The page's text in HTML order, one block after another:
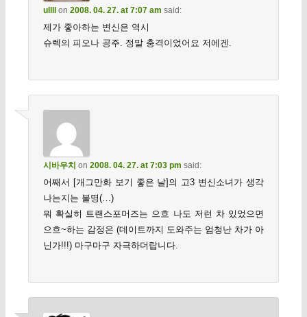
ullllon 2008. 04. 27. at 7:07 am said:
제가 좋아하는 변신은 역시
슈렉의 피오나 공주. 정말 충격이었어요 저에겐.
시바우치 on 2008. 04. 27. at 7:03 pm said:
어째서 [개그만화 보기 좋은 날]의 고3 변신소녀가 생각
나는지는 불명(…)
뭐 확실히 트랜스포머즈는 으흐 나도 저런 차 있었으면
으흐~하는 감정은 (데이트까지 도와주는 엄청난 차가 아
닌가!!!) 마구마구 자극하더랍니다.